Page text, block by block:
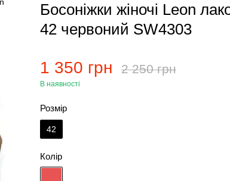
Босоніжки жіночі Leon
42 червоний SW4303
1 350 грн 2 250 грн
В наявності
Розмір
42
Колір